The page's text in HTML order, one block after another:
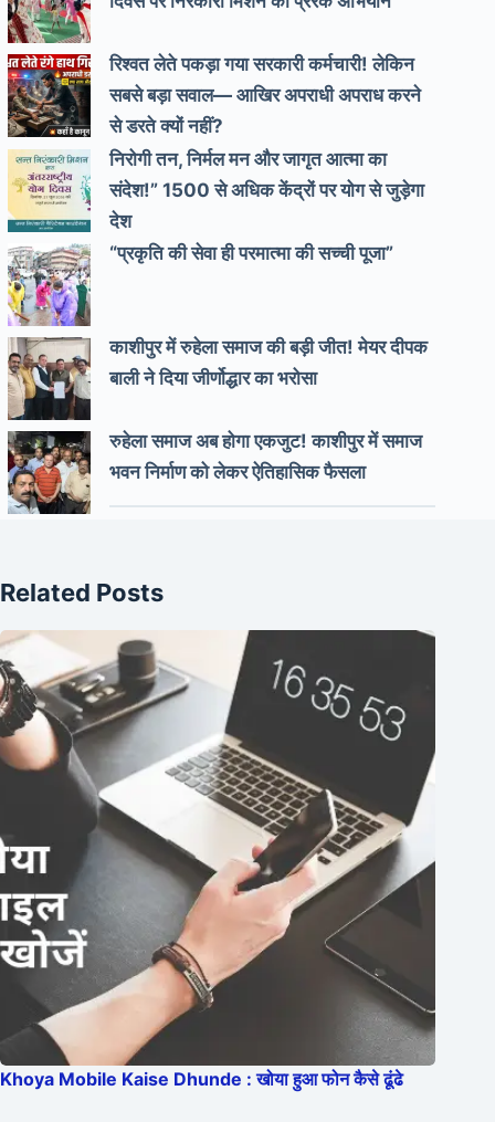
रिश्वत लेते पकड़ा गया सरकारी कर्मचारी! लेकिन
सबसे बड़ा सवाल— आखिर अपराधी अपराध करने
से डरते क्यों नहीं?
निरोगी तन, निर्मल मन और जागृत आत्मा का
संदेश!” 1500 से अधिक केंद्रों पर योग से जुड़ेगा
देश
“प्रकृति की सेवा ही परमात्मा की सच्ची पूजा”
काशीपुर में रुहेला समाज की बड़ी जीत! मेयर दीपक
बाली ने दिया जीर्णोद्धार का भरोसा
रुहेला समाज अब होगा एकजुट! काशीपुर में समाज
भवन निर्माण को लेकर ऐतिहासिक फैसला
Related Posts
Khoya Mobile Kaise Dhunde : खोया हुआ फोन कैसे ढूंढे